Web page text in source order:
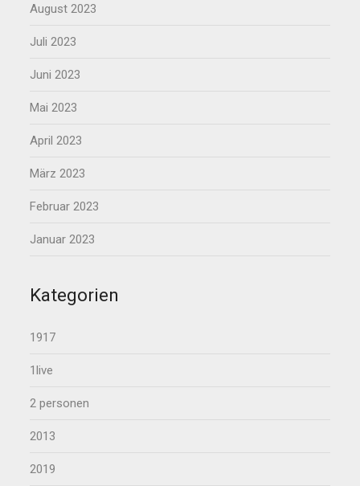
August 2023
Juli 2023
Juni 2023
Mai 2023
April 2023
März 2023
Februar 2023
Januar 2023
Kategorien
1917
1live
2 personen
2013
2019